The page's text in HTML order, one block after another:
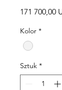
171 700,00
Kolor *
Sztuk *